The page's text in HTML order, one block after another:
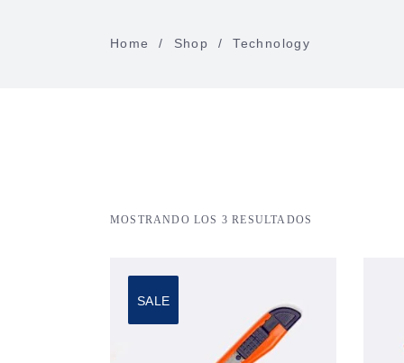
Home / Shop /Technology
MOSTRANDO LOS 3 RESULTADOS
SALE